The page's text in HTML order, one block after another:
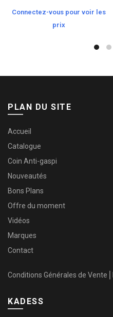
Connectez-vous pour voir les
prix
PLAN DU SITE
Accueil
Catalogue
Coin Anti-gaspi
Nouveautés
Bons Plans
Offre du moment
Vidéos
Marques
Contact
Conditions Générales de Vente
KADESS